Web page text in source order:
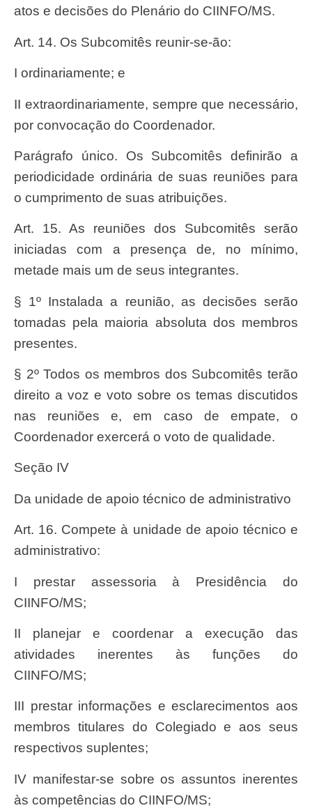
atos e decisões do Plenário do CIINFO/MS.
Art. 14. Os Subcomitês reunir-se-ão:
I ordinariamente; e
II extraordinariamente, sempre que necessário,
por convocação do Coordenador.
Parágrafo único. Os Subcomitês definirão a
periodicidade ordinária de suas reuniões para
o cumprimento de suas atribuições.
Art. 15. As reuniões dos Subcomitês serão
iniciadas com a presença de, no mínimo,
metade mais um de seus integrantes.
§ 1º Instalada a reunião, as decisões serão
tomadas pela maioria absoluta dos membros
presentes.
§ 2º Todos os membros dos Subcomitês terão
direito a voz e voto sobre os temas discutidos
nas reuniões e, em caso de empate, o
Coordenador exercerá o voto de qualidade.
Seção IV
Da unidade de apoio técnico de administrativo
Art. 16. Compete à unidade de apoio técnico e
administrativo:
I prestar assessoria à Presidência do
CIINFO/MS;
II planejar e coordenar a execução das
atividades inerentes às funções do
CIINFO/MS;
III prestar informações e esclarecimentos aos
membros titulares do Colegiado e aos seus
respectivos suplentes;
IV manifestar-se sobre os assuntos inerentes
às competências do CIINFO/MS;